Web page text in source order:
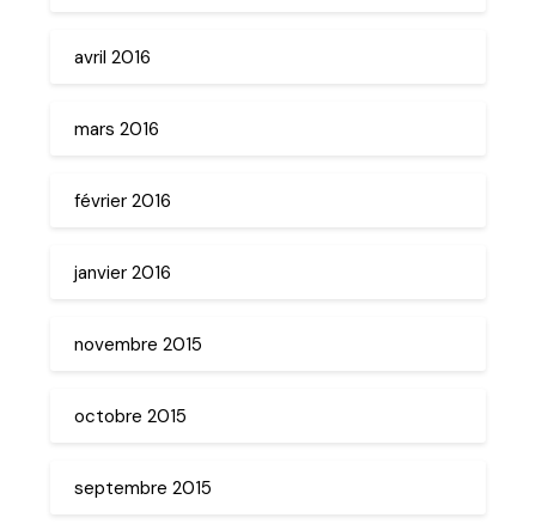
avril 2016
mars 2016
février 2016
janvier 2016
novembre 2015
octobre 2015
septembre 2015